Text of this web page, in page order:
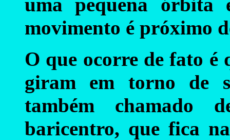
movimento é próximo
O que ocorre de fato
giram em torno de
também chamado
baricentro, que fica